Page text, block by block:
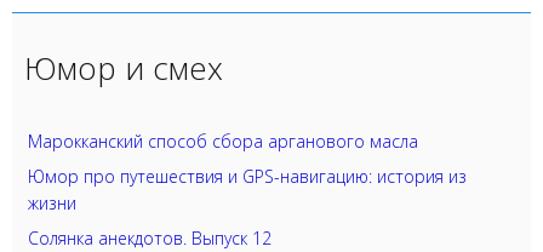
Юмор и смех
Марокканский способ сбора арганового масла
Юмор про путешествия и GPS-навигацию: история из
жизни
Солянка анекдотов. Выпуск 12